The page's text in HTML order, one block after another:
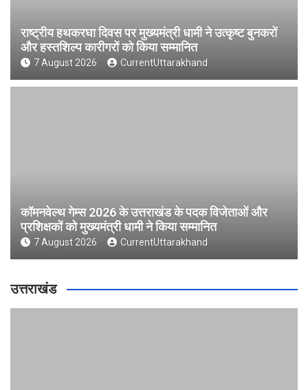
राष्ट्रीय हथकरघा दिवस पर मुख्यमंत्री धामी ने उत्कृष्ट बुनकरों
और हस्तशिल्प कारीगरों को किया सम्मानित
7 August 2026 CurrentUttarakhand
कॉमनवेल्थ गेम्स 2026 के उत्तराखंड के पदक विजेताओं और
प्रशिक्षकों को मुख्यमंत्री धामी ने किया सम्मानित
7 August 2026 CurrentUttarakhand
उत्तराखंड